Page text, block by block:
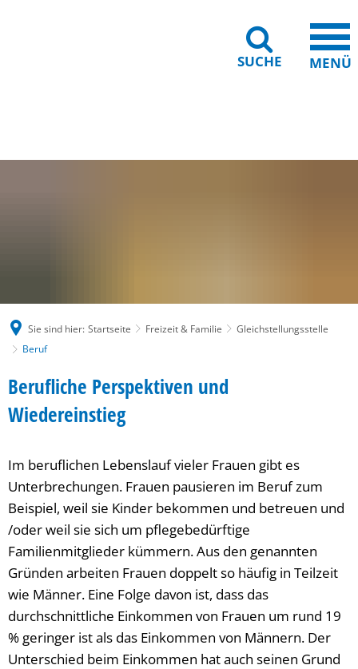
SUCHE MENÜ
Sie sind hier: Startseite Freizeit & Familie
Gleichstellungsstelle
Beruf
Beruf
Berufliche Perspektiven und
Wiedereinstieg
Im beruflichen Lebenslauf vieler Frauen gibt es
Unterbrechungen. Frauen pausieren im Beruf zum
Beispiel, weil sie Kinder bekommen und betreuen und
/oder weil sie sich um pflegebedürftige
Familienmitglieder kümmern. Aus den genannten
Gründen arbeiten Frauen doppelt so häufig in Teilzeit
wie Männer. Eine Folge davon ist, dass das
durchschnittliche Einkommen von Frauen um rund 19
% geringer ist als das Einkommen von Männern. Der
Unterschied beim Einkommen hat auch seinen Grund